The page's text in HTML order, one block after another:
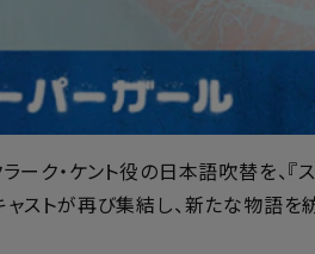
ーク・ケント役の日本語吹替を
ストが再び集結し、新たな物語